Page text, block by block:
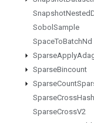
SnapshotNested
Sobol Sample
SpaceToBatchNd
SparseApply
SparseBincount
SparseCount
SparseCross
SparseCrossV2